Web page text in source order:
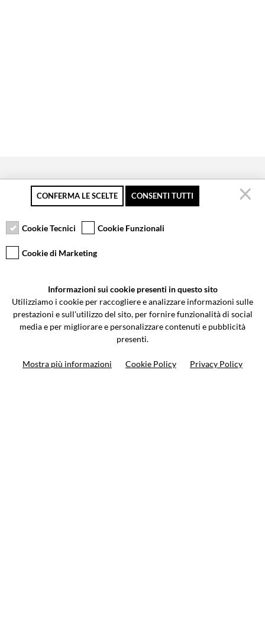
Pagamento sicuro
Resi gratuiti fino a 30
Servizio clienti
Via Galileo Galilei 5 | Verano Brianza (MB) 20843 | ITALY
0362-805407-info@valtermoto.com
CONFERMA LE SCELTE CONSENTI TUTTI
Cookie Tecnici Cookie Funzionali
Cookie di Marketing
Informazioni sui cookie presenti in questo sito
Utilizziamo i cookie per raccogliere e analizzare informazioni sulle
prestazioni e sull'utilizzo del sito, per fornire funzionalità di social
media e per migliorare e personalizzare contenuti e pubblicità
presenti.
Mostra più informazioni Cookie Policy Privacy Policy